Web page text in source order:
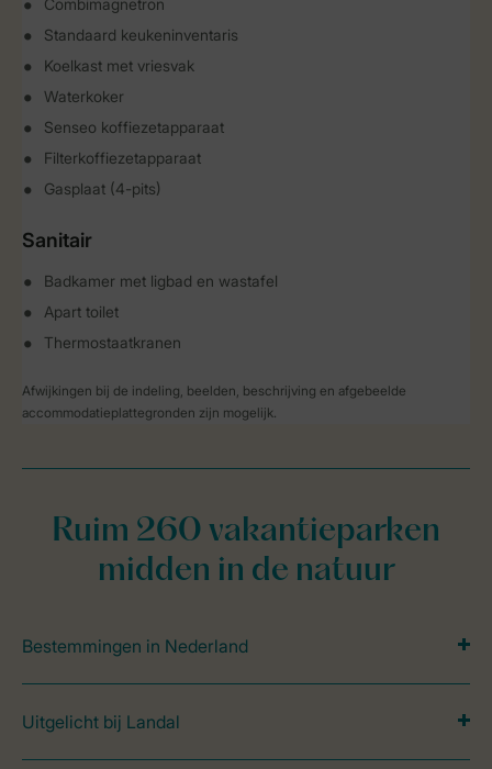
Combimagnetron
Standaard keukeninventaris
Koelkast met vriesvak
Waterkoker
Senseo koffiezetapparaat
Filterkoffiezetapparaat
Gasplaat (4-pits)
Sanitair
Badkamer met ligbad en wastafel
Apart toilet
Thermostaatkranen
Afwijkingen bij de indeling, beelden, beschrijving en afgebeelde
accommodatieplattegronden zijn mogelijk.
Ruim 260 vakantieparken
midden in de natuur
Bestemmingen in Nederland
Uitgelicht bij Landal